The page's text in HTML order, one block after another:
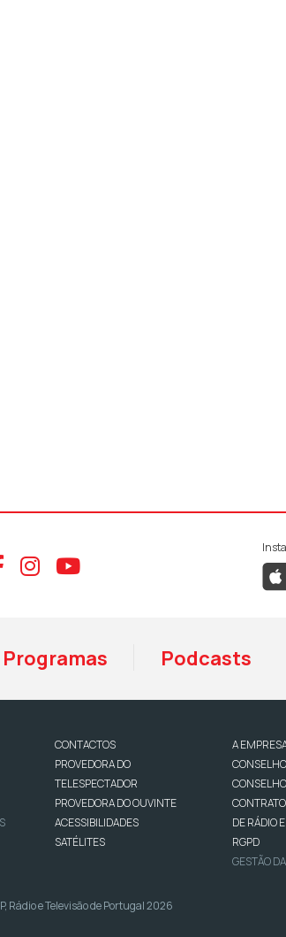
Aceder ao Facebook da
Aceder ao Instagram da
Aceder ao YouTube
Programas Podcasts
CONTACTOS
PROVEDORA DO
TELESPECTADOR
PROVEDORA DO OUVINTE
ACESSIBILIDADES
SATÉLITES
A
DE RÁDIO
RGPD
GESTÃO
Rádio e Televisão de Portugal 2026